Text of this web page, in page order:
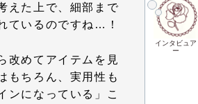
インタビュア
ー
えた上で、細部まで
ているのですね…！
改めてアイテムを見
もちろん、実用性も
ンになっている」こ